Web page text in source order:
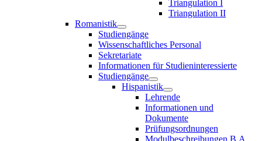
Triangulation I
Triangulation II
Romanistik
Studiengänge
Wissenschaftliches Personal
Sekretariate
Informationen für Studieninteressierte
Studiengänge
Hispanistik
Lehrende
Informationen und
Dokumente
Prüfungsordnungen
Modulbeschreibungen B.A.